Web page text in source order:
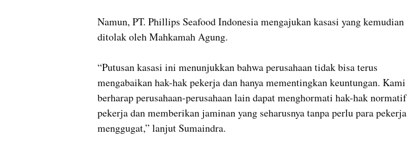
Namun, PT. Phillips Seafood Indonesia mengajukan kasasi yang kemudian
ditolak oleh Mahkamah Agung.
“Putusan kasasi ini menunjukkan bahwa perusahaan tidak bisa terus
mengabaikan hak-hak pekerja dan hanya mementingkan keuntungan. Kami
berharap perusahaan-perusahaan lain dapat menghormati hak-hak normatif
pekerja dan memberikan jaminan yang seharusnya tanpa perlu para pekerja
menggugat,” lanjut Sumaindra.